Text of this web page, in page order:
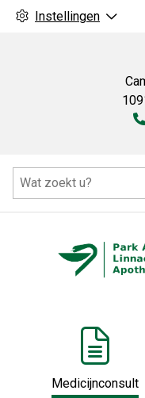
Instellingen
Medicijnconsult